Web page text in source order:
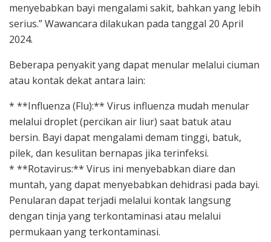
menyebabkan bayi mengalami sakit, bahkan yang lebih
serius.” Wawancara dilakukan pada tanggal 20 April
2024.
Beberapa penyakit yang dapat menular melalui ciuman
atau kontak dekat antara lain:
* **Influenza (Flu):** Virus influenza mudah menular
melalui droplet (percikan air liur) saat batuk atau
bersin. Bayi dapat mengalami demam tinggi, batuk,
pilek, dan kesulitan bernapas jika terinfeksi.
* **Rotavirus:** Virus ini menyebabkan diare dan
muntah, yang dapat menyebabkan dehidrasi pada bayi.
Penularan dapat terjadi melalui kontak langsung
dengan tinja yang terkontaminasi atau melalui
permukaan yang terkontaminasi.